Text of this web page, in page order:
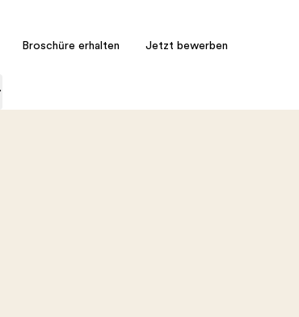
Broschüre erhalten Jetzt bewerben